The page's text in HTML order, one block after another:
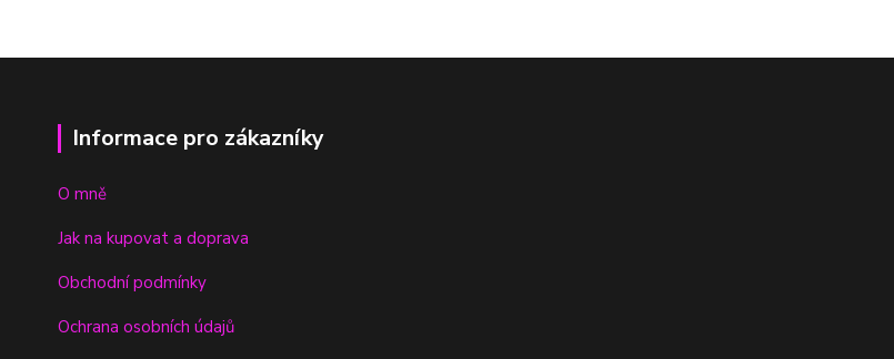
Informace pro zákazníky
O mně
Jak na kupovat a doprava
Obchodní podmínky
Ochrana osobních údajů